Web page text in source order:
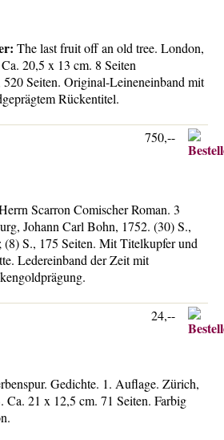
The last fruit off an old tree. London,
20,5 x 13 cm. 8 Seiten
Seiten. Original-Leineneinband mit
Rückentitel.
Scarron Comischer Roman. 3
Johann Carl Bohn, 1752. (30) S.,
(8) S., 175 Seiten. Mit Titelkupfer und
Ledereinband der Zeit mit
750,--
Gedichte. 1. Auflage. Zürich,
Ca. 21 x 12,5 cm. 71 Seiten. Farbig
24,--